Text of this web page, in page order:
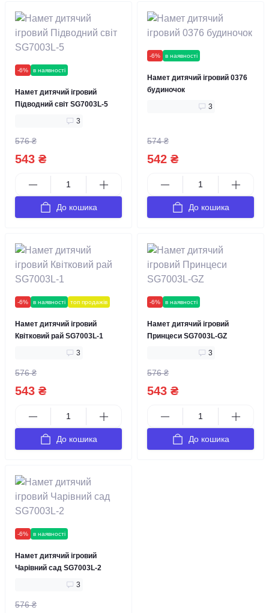
-6% в наявності
Намет дитячий ігровий
Підводний світ SG7003L-5
3
576 ₴
543 ₴
До кошика
-6% в наявності
Намет дитячий ігровий 0376
будиночок
3
574 ₴
542 ₴
До кошика
-6% в наявності топ продажів
Намет дитячий ігровий
Квітковий рай SG7003L-1
3
576 ₴
543 ₴
До кошика
-6% в наявності
Намет дитячий ігровий
Принцеси SG7003L-GZ
3
576 ₴
543 ₴
До кошика
-6% в наявності
Намет дитячий ігровий
Чарівний сад SG7003L-2
3
576 ₴